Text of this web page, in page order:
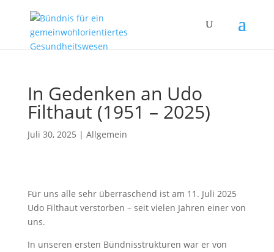
In Gedenken an Udo
Filthaut (1951 – 2025)
Juli 30, 2025 | Allgemein
Für uns alle sehr überraschend ist am 11. Juli 2025
Udo Filthaut verstorben – seit vielen Jahren einer von
uns.
In unseren ersten Bündnisstrukturen war er von